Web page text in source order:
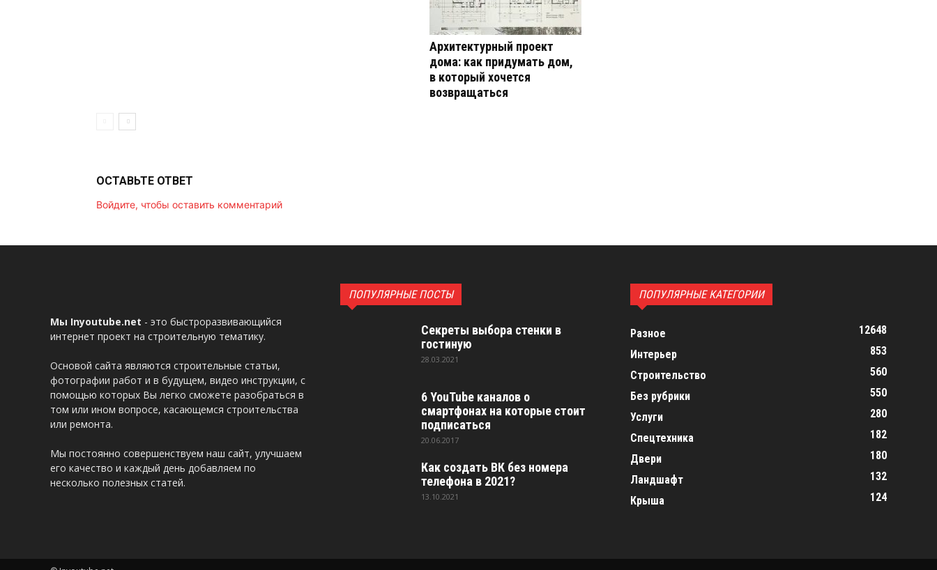
Архитектурный проект
дома: как придумать дом,
в который хочется
возвращаться
ОСТАВЬТЕ ОТВЕТ
Войдите, чтобы оставить комментарий
Мы Inyoutube.net - это быстроразвивающийся
интернет проект на строительную тематику.
Основой сайта являются строительные статьи,
фотографии работ и в будущем, видео инструкции, с
помощью которых Вы легко сможете разобраться в
том или ином вопросе, касающемся строительства
или ремонта.
Мы постоянно совершенствуем наш сайт, улучшаем
его качество и каждый день добавляем по
несколько полезных статей.
ПОПУЛЯРНЫЕ ПОСТЫ
Секреты выбора стенки в
гостиную
28.03.2021
6 YouTube каналов о
смартфонах на которые стоит
подписаться
20.06.2017
Как создать ВК без номера
телефона в 2021?
13.10.2021
ПОПУЛЯРНЫЕ КАТЕГОРИИ
Разное
12648
Интерьер
853
Строительство
560
Без рубрики
550
Услуги
280
Спецтехника
182
Двери
180
Ландшафт
132
Крыша
124